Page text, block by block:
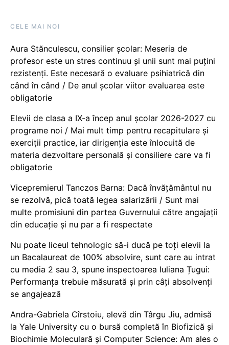
CELE MAI NOI
Aura Stănculescu, consilier școlar: Meseria de
profesor este un stres continuu și unii sunt mai puțini
rezistenți. Este necesară o evaluare psihiatrică din
când în când / De anul școlar viitor evaluarea este
obligatorie
Elevii de clasa a IX-a încep anul școlar 2026-2027 cu
programe noi / Mai mult timp pentru recapitulare și
exerciții practice, iar dirigenția este înlocuită de
materia dezvoltare personală și consiliere care va fi
obligatorie
Vicepremierul Tanczos Barna: Dacă învățământul nu
se rezolvă, pică toată legea salarizării / Sunt mai
multe promisiuni din partea Guvernului către angajații
din educație și nu par a fi respectate
Nu poate liceul tehnologic să-i ducă pe toți elevii la
un Bacalaureat de 100% absolvire, sunt care au intrat
cu media 2 sau 3, spune inspectoarea Iuliana Țugui:
Performanța trebuie măsurată și prin câți absolvenți
se angajează
Andra-Gabriela Cîrstoiu, elevă din Târgu Jiu, admisă
la Yale University cu o bursă completă în Biofizică și
Biochimie Moleculară și Computer Science: Am ales o